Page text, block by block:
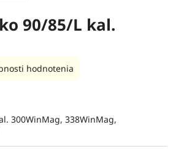
90/85/L kal.
300WinMag, 338WinMag,
hodnotenia